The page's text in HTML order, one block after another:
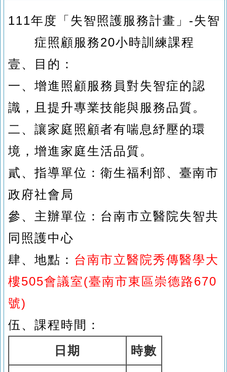
111年度「失智照護服務計畫」-失智
症照顧服務20小時訓練課程
壹、
目的：
一、 增進照顧服務員對失智症的認
識，且提升專業技能與服務品質。
二、 讓家庭照顧者有喘息紓壓的環
境，增進家庭生活品質。
貳、 指導單位：衛生福利部、臺南市
政府社會局
參、 主辦單位：台南市立醫院失智共
同照護中心
肆、 地點： 台南市立醫院秀傳醫學大
樓505會議室(臺南市東區崇德路670
號)
伍、 課程時間：
日期
時數